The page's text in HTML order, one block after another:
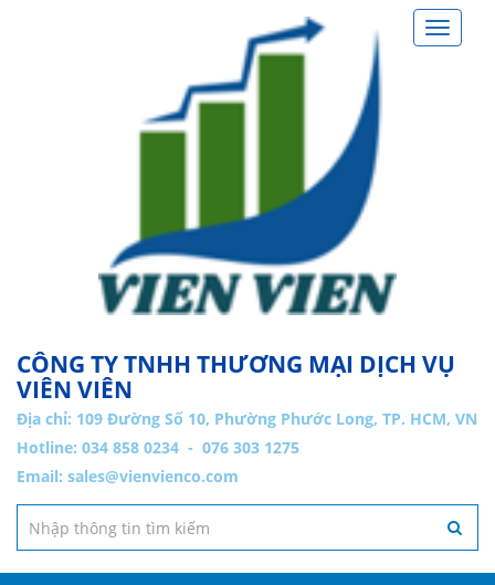
Toggle
CÔNG TY TNHH THƯƠNG MẠI DỊCH VỤ
VIÊN VIÊN
Địa chỉ: 109 Đường Số 10, Phường Phước Long, TP. HCM, VN
Hotline: 034 858 0234 - 076 303 1275
Email: sales@vienvienco.com